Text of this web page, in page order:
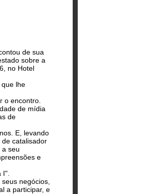
de sua
sobre a
no Hotel
lhe
o encontro.
de mídia
de
E, levando
catalisador
seu
e
negócios,
a participar, e